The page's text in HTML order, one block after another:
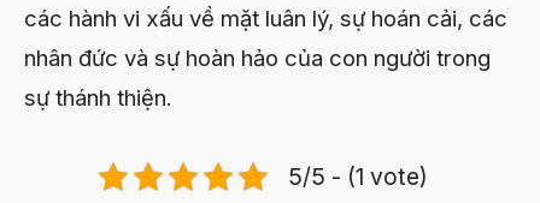
các hành vi xấu về mặt luân lý, sự hoán cải, các
nhân đức và sự hoàn hảo của con người trong
sự thánh thiện.
5/5 - (1 vote)